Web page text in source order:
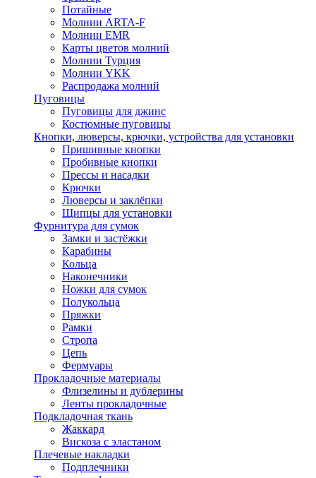
Потайные
Молнии ARTA-F
Молнии EMR
Карты цветов молний
Молнии Турция
Молнии YKK
Распродажа молний
Пуговицы
Пуговицы для джинс
Костюмные пуговицы
Кнопки, люверсы, крючки, устройства для установки
Пришивные кнопки
Пробивные кнопки
Прессы и насадки
Крючки
Люверсы и заклёпки
Щипцы для установки
Фурнитура для сумок
Замки и застёжки
Карабины
Кольца
Наконечники
Ножки для сумок
Полукольца
Пряжки
Рамки
Стропа
Цепь
Фермуары
Прокладочные материалы
Флизелины и дублерины
Ленты прокладочные
Подкладочная ткань
Жаккард
Вискоза с эластаном
Плечевые накладки
Подплечники